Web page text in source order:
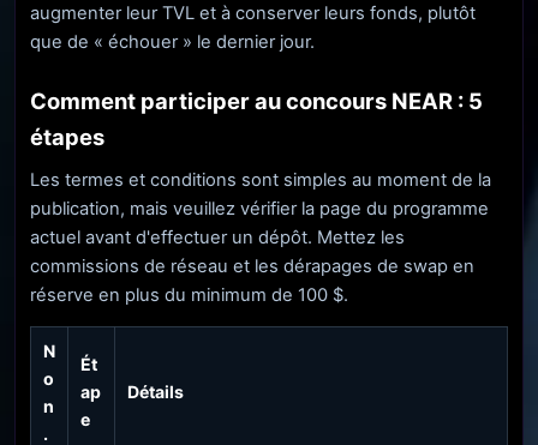
augmenter leur TVL et à conserver leurs fonds, plutôt
que de « échouer » le dernier jour.
Comment participer au concours NEAR : 5
étapes
Les termes et conditions sont simples au moment de la
publication, mais veuillez vérifier la page du programme
actuel avant d'effectuer un dépôt. Mettez les
commissions de réseau et les dérapages de swap en
réserve en plus du minimum de 100 $.
N
o
n
.
Ét
ap
e
Détails